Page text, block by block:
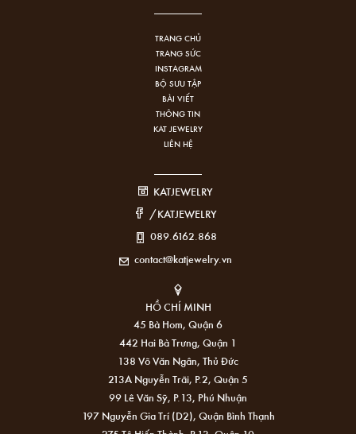
TRANG CHỦ
TRANG SỨC
INSTAGRAM
BỘ SƯU TẬP
BÀI VIẾT
THÔNG TIN
KAT JEWELRY
LIÊN HỆ
KATJEWELRY
/KATJEWELRY
089.6162.868
contact@katjewelry.vn
HỒ CHÍ MINH
45 Bà Hom, Quận 6
442 Hai Bà Trưng, Quận 1
138 Võ Văn Ngân, Thủ Đức
213A Nguyễn Trãi, P.2, Quận 5
99 Lê Văn Sỹ, P.13, Phú Nhuận
197 Nguyễn Gia Trí (D2), Quận Bình Thạnh